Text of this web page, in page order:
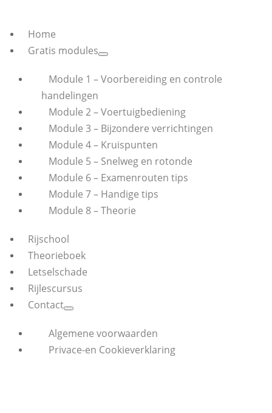
Home
Gratis modules
Module 1 – Voorbereiding en controle
handelingen
Module 2 – Voertuigbediening
Module 3 – Bijzondere verrichtingen
Module 4 – Kruispunten
Module 5 – Snelweg en rotonde
Module 6 – Examenrouten tips
Module 7 – Handige tips
Module 8 – Theorie
Rijschool
Theorieboek
Letselschade
Rijlescursus
Contact
Algemene voorwaarden
Privace-en Cookieverklaring